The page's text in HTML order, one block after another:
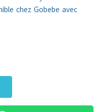
chez Gobebe avec